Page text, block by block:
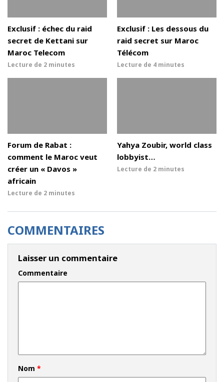
Exclusif : échec du raid
secret de Kettani sur
Maroc Telecom
Lecture de 2 minutes
Exclusif : Les dessous du
raid secret sur Maroc
Télécom
Lecture de 4 minutes
Forum de Rabat :
comment le Maroc veut
créer un « Davos »
africain
Lecture de 2 minutes
Yahya Zoubir, world class
lobbyist…
Lecture de 2 minutes
COMMENTAIRES
Laisser un commentaire
Commentaire
Nom *